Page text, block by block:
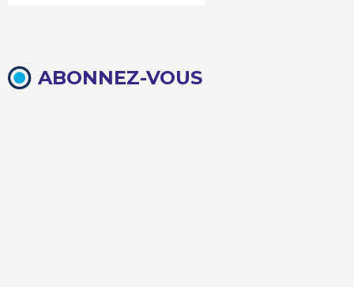
ABONNEZ-VOUS